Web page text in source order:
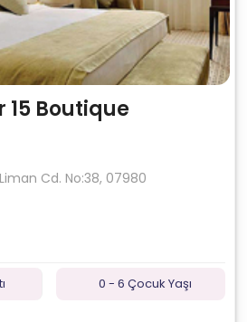
15 Boutique
Cd. No:38, 07980
0 - 6 Çocuk Yaşı